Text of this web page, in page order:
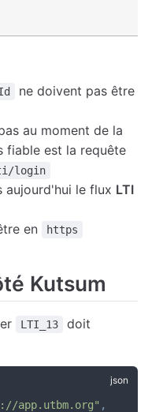
ne doivent pas être
au moment de la
fiable est la requête
login
aujourd'hui le flux LTI
en
https
Kutsum
LTI_13
doit
app.utbm.org" ,